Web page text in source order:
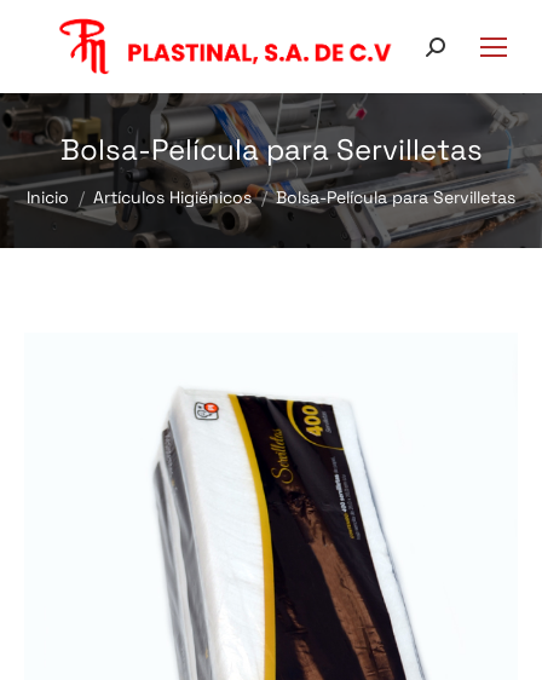
Buscar:
Bolsa-Película para Servilletas
Estás aquí:
Inicio Artículos Higiénicos Bolsa-Película para Servilletas